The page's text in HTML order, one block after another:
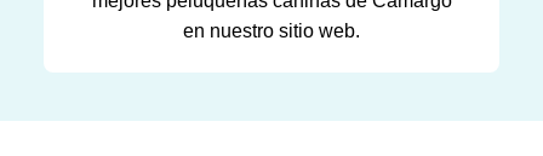
en nuestro sitio web.